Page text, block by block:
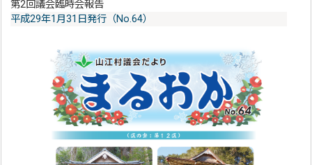
第2回議会臨時会報告
平成29年1月31日発行（No.64）